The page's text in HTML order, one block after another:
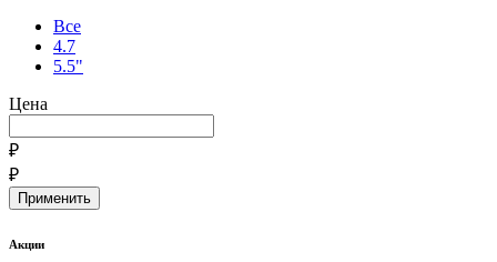
Все
4.7
5.5"
Цена
₽
₽
Акции